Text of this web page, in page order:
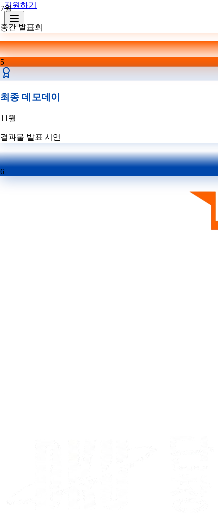
지원하기
7월
중간 발표회
5
최종 데모데이
11월
결과물 발표 시연
6